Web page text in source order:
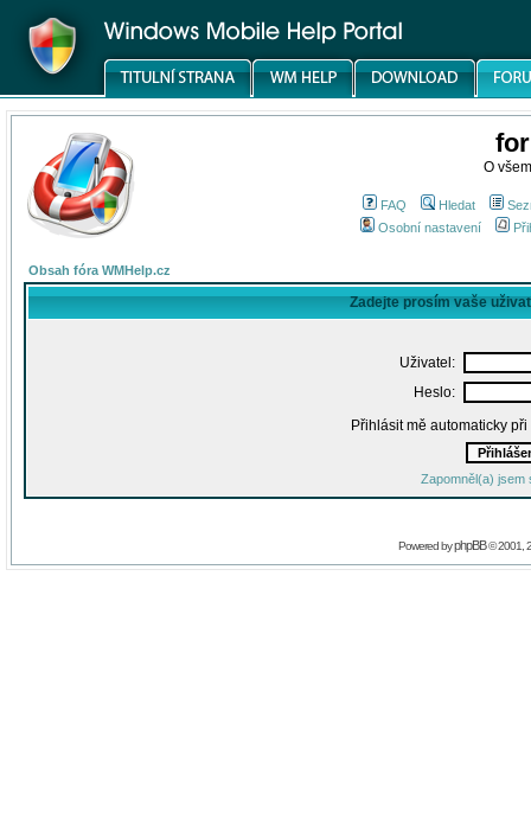
O
FAQ Hledat
Osobní nastavení
Obsah fóra WMHelp.cz
Zadejte prosím vaše
Uživatel:
Heslo:
Přihlásit mě automaticky
Zapomněl(a) jsem
Powered byphpBB© 2001,